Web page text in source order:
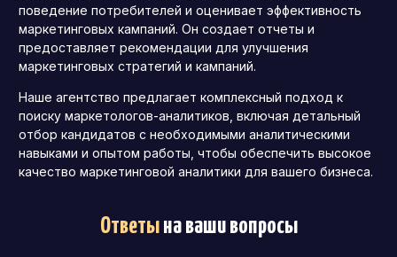
поведение потребителей и оценивает эффективность
маркетинговых кампаний. Он создает отчеты и
предоставляет рекомендации для улучшения
маркетинговых стратегий и кампаний.
Наше агентство предлагает комплексный подход к
поиску маркетологов-аналитиков, включая детальный
отбор кандидатов с необходимыми аналитическими
навыками и опытом работы, чтобы обеспечить высокое
качество маркетинговой аналитики для вашего бизнеса.
Ответына ваши вопросы